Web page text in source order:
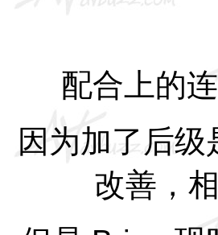
配合上的
因为加了后
改善，